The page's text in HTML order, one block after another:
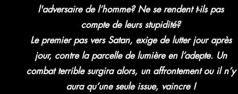
l'adversaire de l’homme? Ne se rendent t-ils pas
compte de leurs stupidité?
Le premier pas vers Satan, exige de lutter jour après
jour, contre la parcelle de lumière en l’adepte. Un
combat terrible surgira alors, un affrontement ou il n’y
aura qu’une seule issue, vaincre !